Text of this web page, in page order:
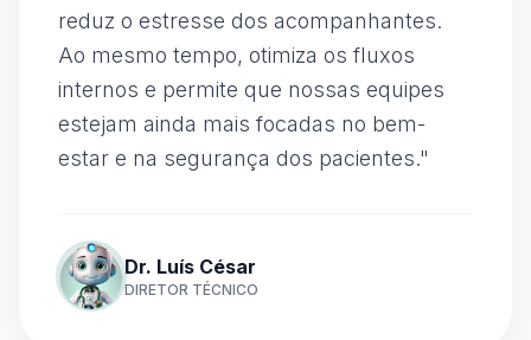
reduz o estresse dos acompanhantes.
Ao mesmo tempo, otimiza os fluxos
internos e permite que nossas equipes
estejam ainda mais focadas no bem-
estar e na segurança dos pacientes."
Dr. Luís César
DIRETOR TÉCNICO